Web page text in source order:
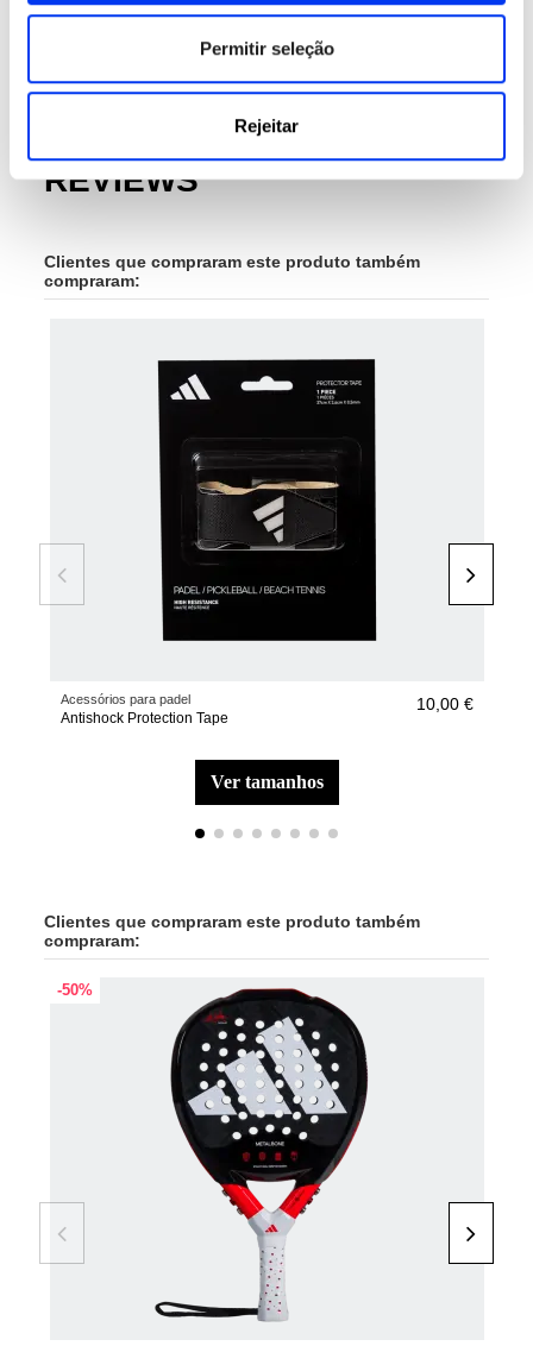
Permitir seleção
Rejeitar
DETAILS
485 cm2
Gym Sac: Si
REVIEWS
Clientes que compraram este produto também
compraram:
Acessórios para padel
Antishock Protection Tape
10,00 €
ver tamanhos
Clientes que compraram este produto também
compraram:
-50%